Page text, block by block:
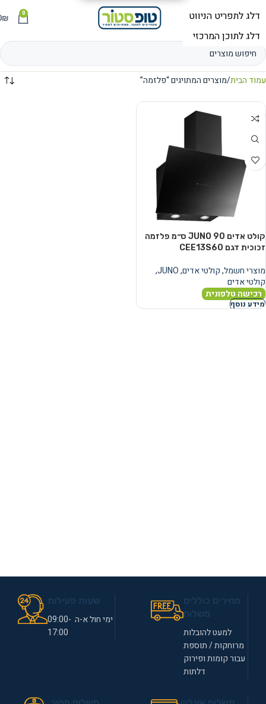
תפריט 0
₪
עמוד הבית מוצרים המתויגים “פלזמה”
קולט אדים JUNO 90 ס״מ פלזמה
זכוכית דגם CEE13S60
מוצרי חשמל,קולטי אדים,
JUNO
,
קולטי אדים
רכישה טלפונית
מידע נוסף
למעט להובלות
מרוחקות / תוספת
עבור קומות ופירוק
דלתות
ימי חול א-ה 09:00-
17:00